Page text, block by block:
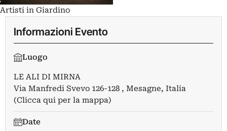
Artisti in Giardino
Informazioni Evento
Luogo
LE ALI DI MIRNA
Via Manfredi Svevo 126-128 , Mesagne, Italia
(Clicca qui per la mappa)
Date